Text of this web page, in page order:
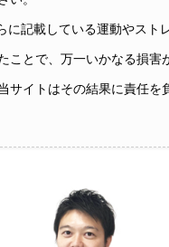
に記載している運動やスト
ことで、万一いかなる損害
サイトはその結果に責任を